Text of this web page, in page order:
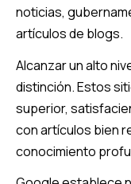
noticias,
artículos de blogs.
Alcanzar un alto
distinción. Estos
superior,
con artículos bien
conocimiento